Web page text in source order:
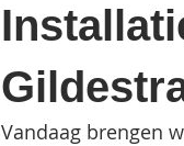
Vandaag brengen